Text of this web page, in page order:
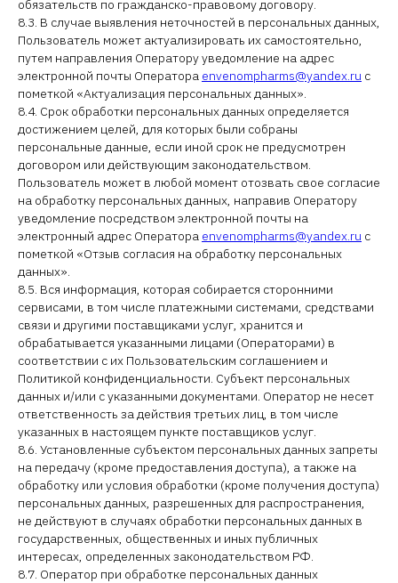
обязательств по гражданско-правовому договору.
8.3. В случае выявления неточностей в персональных данных,
Пользователь может актуализировать их самостоятельно,
путем направления Оператору уведомление на адрес
электронной почты Оператора envenompharms@yandex.ru с
пометкой «Актуализация персональных данных».
8.4. Срок обработки персональных данных определяется
достижением целей, для которых были собраны
персональные данные, если иной срок не предусмотрен
договором или действующим законодательством.
Пользователь может в любой момент отозвать свое согласие
на обработку персональных данных, направив Оператору
уведомление посредством электронной почты на
электронный адрес Оператора envenompharms@yandex.ru с
пометкой «Отзыв согласия на обработку персональных
данных».
8.5. Вся информация, которая собирается сторонними
сервисами, в том числе платежными системами, средствами
связи и другими поставщиками услуг, хранится и
обрабатывается указанными лицами (Операторами) в
соответствии с их Пользовательским соглашением и
Политикой конфиденциальности. Субъект персональных
данных и/или с указанными документами. Оператор не несет
ответственность за действия третьих лиц, в том числе
указанных в настоящем пункте поставщиков услуг.
8.6. Установленные субъектом персональных данных запреты
на передачу (кроме предоставления доступа), а также на
обработку или условия обработки (кроме получения доступа)
персональных данных, разрешенных для распространения,
не действуют в случаях обработки персональных данных в
государственных, общественных и иных публичных
интересах, определенных законодательством РФ.
8.7. Оператор при обработке персональных данных